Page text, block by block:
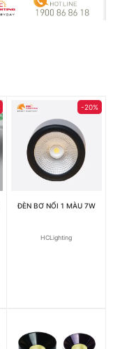
-20%
ĐÈN BƠ NỔI 1 MÀU 7W
HCLighting